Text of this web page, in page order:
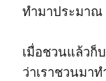
ทำมาประมาณ
เมื่อชวนแล้วก็
ว่าเราชวนมา